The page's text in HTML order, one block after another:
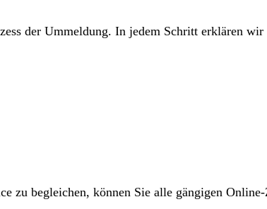
der Ummeldung. In jedem Schritt erklären
zu begleichen, können Sie alle gängigen